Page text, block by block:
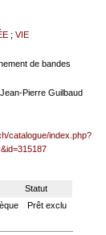
; VIE
de bandes
Pierre Guilbaud
catalogue/index.php?
Statut
Prêt exclu